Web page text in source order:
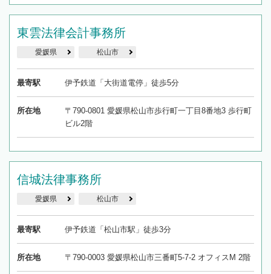
東雲法律会計事務所
愛媛県 松山市
最寄駅 伊予鉄道「大街道電停」徒歩5分
所在地
〒790-0801 愛媛県松山市歩行町一丁目8番地3 歩行町
ビル2階
信城法律事務所
愛媛県 松山市
最寄駅 伊予鉄道「松山市駅」徒歩3分
所在地 〒790-0003 愛媛県松山市三番町5-7-2 オフィスM 2階